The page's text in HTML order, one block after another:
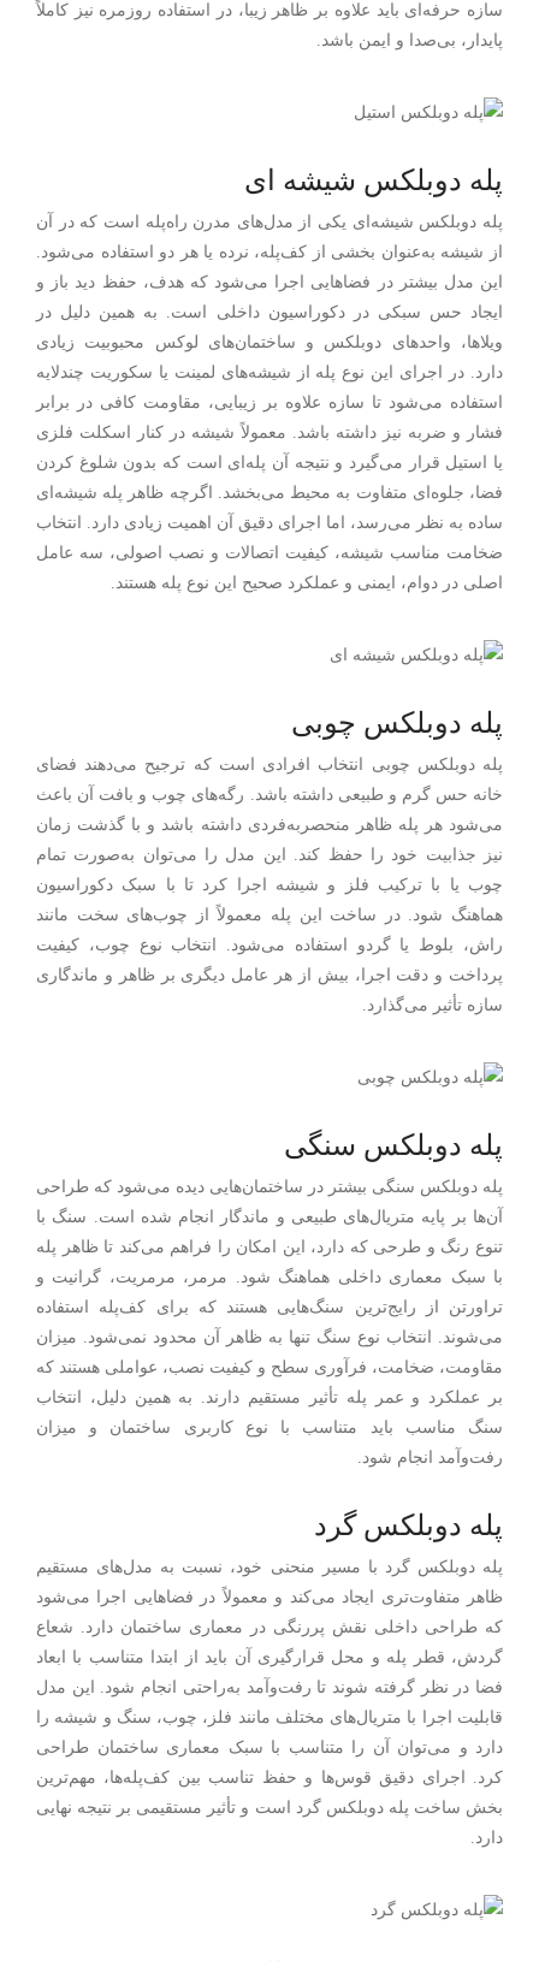
سازه حرفه‌ای باید علاوه بر ظاهر زیبا، در استفاده روزمره نیز کاملاً
پایدار، بی‌صدا و ایمن باشد.
پله دوبلکس شیشه ای
پله دوبلکس شیشه‌ای یکی از مدل‌های مدرن راه‌پله است که در آن
از شیشه به‌عنوان بخشی از کف‌پله، نرده یا هر دو استفاده می‌شود.
این مدل بیشتر در فضاهایی اجرا می‌شود که هدف، حفظ دید باز و
ایجاد حس سبکی در دکوراسیون داخلی است. به همین دلیل در
ویلاها، واحدهای دوبلکس و ساختمان‌های لوکس محبوبیت زیادی
دارد. در اجرای این نوع پله از شیشه‌های لمینت یا سکوریت چندلایه
استفاده می‌شود تا سازه علاوه بر زیبایی، مقاومت کافی در برابر
فشار و ضربه نیز داشته باشد. معمولاً شیشه در کنار اسکلت فلزی
یا استیل قرار می‌گیرد و نتیجه آن پله‌ای است که بدون شلوغ کردن
فضا، جلوه‌ای متفاوت به محیط می‌بخشد. اگرچه ظاهر پله شیشه‌ای
ساده به نظر می‌رسد، اما اجرای دقیق آن اهمیت زیادی دارد. انتخاب
ضخامت مناسب شیشه، کیفیت اتصالات و نصب اصولی، سه عامل
اصلی در دوام، ایمنی و عملکرد صحیح این نوع پله هستند.
پله دوبلکس چوبی
پله دوبلکس چوبی انتخاب افرادی است که ترجیح می‌دهند فضای
خانه حس گرم و طبیعی داشته باشد. رگه‌های چوب و بافت آن باعث
می‌شود هر پله ظاهر منحصربه‌فردی داشته باشد و با گذشت زمان
نیز جذابیت خود را حفظ کند. این مدل را می‌توان به‌صورت تمام
چوب یا با ترکیب فلز و شیشه اجرا کرد تا با سبک دکوراسیون
هماهنگ شود. در ساخت این پله معمولاً از چوب‌های سخت مانند
راش، بلوط یا گردو استفاده می‌شود. انتخاب نوع چوب، کیفیت
پرداخت و دقت اجرا، بیش از هر عامل دیگری بر ظاهر و ماندگاری
سازه تأثیر می‌گذارد.
پله دوبلکس سنگی
پله دوبلکس سنگی بیشتر در ساختمان‌هایی دیده می‌شود که طراحی
آن‌ها بر پایه متریال‌های طبیعی و ماندگار انجام شده است. سنگ با
تنوع رنگ و طرحی که دارد، این امکان را فراهم می‌کند تا ظاهر پله
با سبک معماری داخلی هماهنگ شود. مرمر، مرمریت، گرانیت و
تراورتن از رایج‌ترین سنگ‌هایی هستند که برای کف‌پله استفاده
می‌شوند. انتخاب نوع سنگ تنها به ظاهر آن محدود نمی‌شود. میزان
مقاومت، ضخامت، فرآوری سطح و کیفیت نصب، عواملی هستند که
بر عملکرد و عمر پله تأثیر مستقیم دارند. به همین دلیل، انتخاب
سنگ مناسب باید متناسب با نوع کاربری ساختمان و میزان
رفت‌وآمد انجام شود.
پله دوبلکس گرد
پله دوبلکس گرد با مسیر منحنی خود، نسبت به مدل‌های مستقیم
ظاهر متفاوت‌تری ایجاد می‌کند و معمولاً در فضاهایی اجرا می‌شود
که طراحی داخلی نقش پررنگی در معماری ساختمان دارد. شعاع
گردش، قطر پله و محل قرارگیری آن باید از ابتدا متناسب با ابعاد
فضا در نظر گرفته شوند تا رفت‌وآمد به‌راحتی انجام شود. این مدل
قابلیت اجرا با متریال‌های مختلف مانند فلز، چوب، سنگ و شیشه را
دارد و می‌توان آن را متناسب با سبک معماری ساختمان طراحی
کرد. اجرای دقیق قوس‌ها و حفظ تناسب بین کف‌پله‌ها، مهم‌ترین
بخش ساخت پله دوبلکس گرد است و تأثیر مستقیمی بر نتیجه نهایی
دارد.